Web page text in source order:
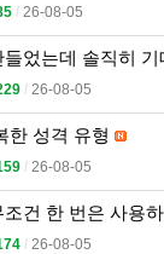
l 26-08-05
었는데 솔직히
l 26-08-05
한 성격 유형
l 26-08-05
건 한 번은 사용
l 26-08-05